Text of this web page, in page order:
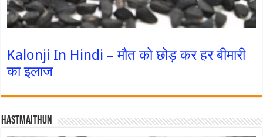
Kalonji In Hindi – मौत को छोड़ कर हर बीमारी
का इलाज
Hastmaithun